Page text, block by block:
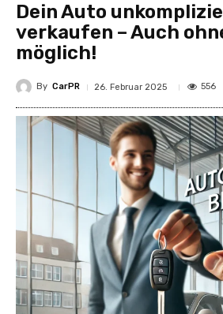
Dein Auto
verkaufen – Auch
möglich!
By CarPR 26. Februar 2025 556